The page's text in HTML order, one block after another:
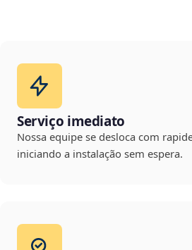
Serviço imediato
Nossa equipe se desloca com
iniciando a instalação sem espera.